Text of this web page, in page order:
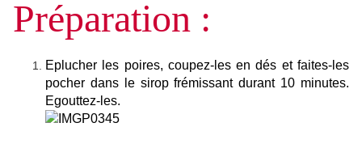
Préparation :
Eplucher les poires, coupez-les en dés et faites-les
pocher dans le sirop frémissant durant 10 minutes.
Egouttez-les.